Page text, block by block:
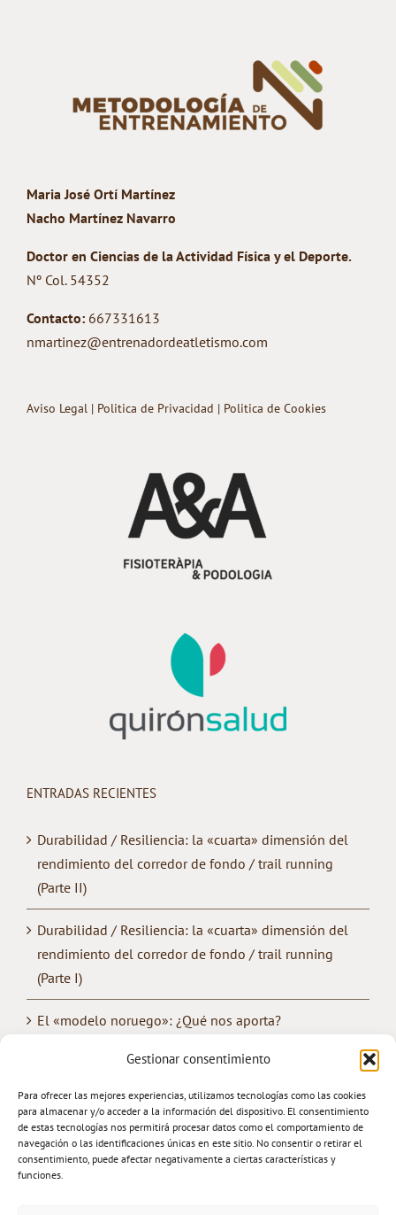
Gestionar consentimiento
Para ofrecer las mejores experiencias, utilizamos tecnologías como las cookies
para almacenar y/o acceder a la información del dispositivo. El consentimiento
de estas tecnologías nos permitirá procesar datos como el comportamiento de
navegación o las identificaciones únicas en este sitio. No consentir o retirar el
consentimiento, puede afectar negativamente a ciertas características y
funciones.
Maria José Ortí Martínez
Nacho Martínez Navarro
Doctor en Ciencias de la Actividad Física y el Deporte.
Nº Col. 54352
Contacto: 667331613
nmartinez@entrenadordeatletismo.com
Aviso Legal | Politica de Privacidad | Politica de Cookies
ENTRADAS RECIENTES
Durabilidad / Resiliencia: la «cuarta» dimensión del
rendimiento del corredor de fondo / trail running
(Parte II)
Durabilidad / Resiliencia: la «cuarta» dimensión del
rendimiento del corredor de fondo / trail running
(Parte I)
El «modelo noruego»: ¿Qué nos aporta?
¿Cómo mejorar la «convivencia» entre los
Trail Running: Entrenamiento & Rendimiento